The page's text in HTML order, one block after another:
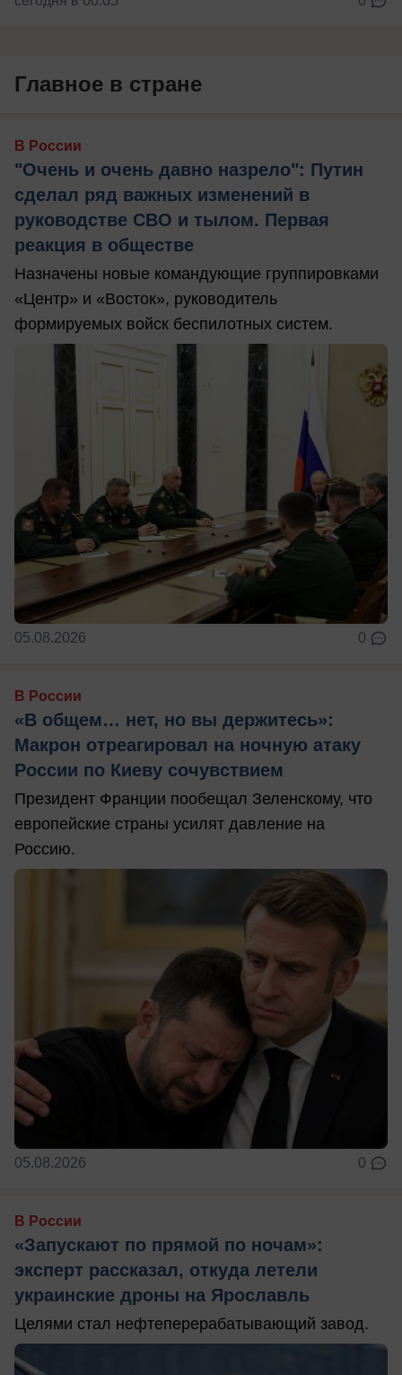
Главное в стране
В России
"Очень и очень давно назрело": Путин
сделал ряд важных изменений в
руководстве СВО и тылом. Первая
реакция в обществе
Назначены новые командующие группировками
«Центр» и «Восток», руководитель
формируемых войск беспилотных систем.
05.08.2026 0
В России
«В общем… нет, но вы держитесь»:
Макрон отреагировал на ночную атаку
России по Киеву сочувствием
Президент Франции пообещал Зеленскому, что
европейские страны усилят давление на
Россию.
05.08.2026 0
В России
«Запускают по прямой по ночам»:
эксперт рассказал, откуда летели
украинские дроны на Ярославль
Целями стал нефтеперерабатывающий завод.